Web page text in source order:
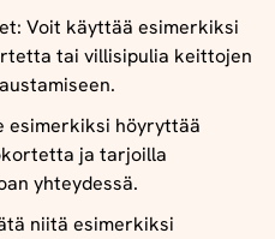
Voit käyttää esimerkiksi
tai villisipulia keittojen
esimerkiksi höyryttää
ja tarjoilla
yhteydessä.
niitä esimerkiksi